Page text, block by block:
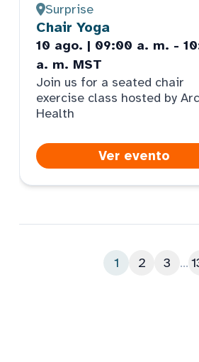
Surprise
Chair Yoga
10 ago. | 09:00 a. m. -
a. m. MST
Join us for a seated chair
exercise class hosted by
Health
Ver evento
1 2 3 ...